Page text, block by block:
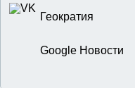
Геократия
Google Новости